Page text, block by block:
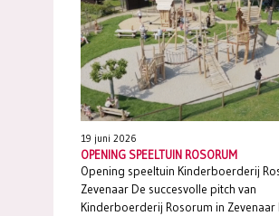
19 juni 2026
OPENING SPEELTUIN ROSORUM
Opening speeltuin Kinderboerderij
Zevenaar De succesvolle pitch van
Kinderboerderij Rosorum in Zevenaar